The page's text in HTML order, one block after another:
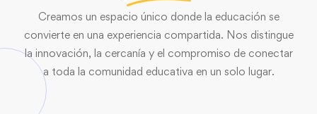
Creamos un espacio único donde la educación se
convierte en una experiencia compartida. Nos distingue
la innovación, la cercanía y el compromiso de conectar
a toda la comunidad educativa en un solo lugar.